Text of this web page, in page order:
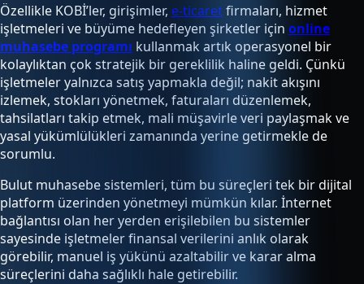
Özellikle KOBİ’ler, girişimler, e-ticaretfirmaları, hizmet
işletmeleri ve büyüme hedefleyen şirketler için online
muhasebe programı kullanmak artık operasyonel bir
kolaylıktan çok stratejik bir gereklilik haline geldi. Çünkü
işletmeler yalnızca satış yapmakla değil; nakit akışını
izlemek, stokları yönetmek, faturaları düzenlemek,
tahsilatları takip etmek, mali müşavirle veri paylaşmak ve
yasal yükümlülükleri zamanında yerine getirmekle de
sorumlu.
Bulut muhasebe sistemleri, tüm bu süreçleri tek bir dijital
platform üzerinden yönetmeyi mümkün kılar. İnternet
bağlantısı olan her yerden erişilebilen bu sistemler
sayesinde işletmeler finansal verilerini anlık olarak
görebilir, manuel iş yükünü azaltabilir ve karar alma
süreçlerini daha sağlıklı hale getirebilir.